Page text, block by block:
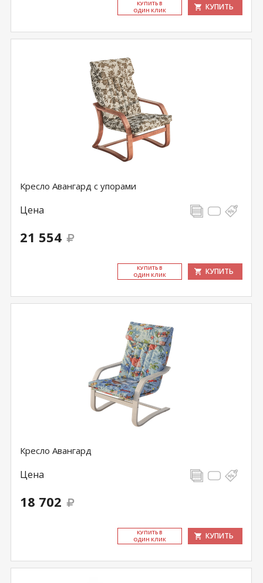
КУ­ПИТЬ В
ОДИН КЛИК
КУПИТЬ
Кресло Авангард с упорами
Цена
21 554
КУ­ПИТЬ В
ОДИН КЛИК
КУПИТЬ
Кресло Авангард
Цена
18 702
КУ­ПИТЬ В
ОДИН КЛИК
КУПИТЬ